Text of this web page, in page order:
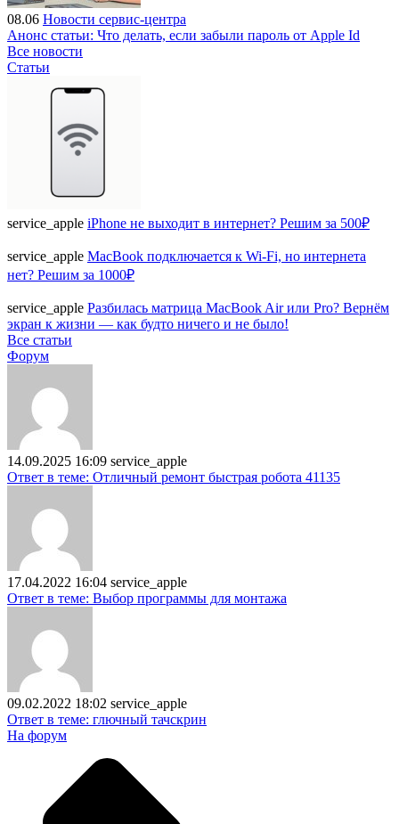
08.06 Новости сервис-центра
Анонс статьи: Что делать, если забыли пароль от Apple Id
Все новости
Статьи
service_apple iPhone не выходит в интернет? Решим за 500₽
service_apple MacBook подключается к Wi-Fi, но интернета
нет? Решим за 1000₽
service_apple Разбилась матрица MacBook Air или Pro? Вернём
экран к жизни — как будто ничего и не было!
Все статьи
Форум
14.09.2025 16:09 service_apple
Ответ в теме: Отличный ремонт быстрая робота 41135
17.04.2022 16:04 service_apple
Ответ в теме: Выбор программы для монтажа
09.02.2022 18:02 service_apple
Ответ в теме: глючный тачскрин
На форум